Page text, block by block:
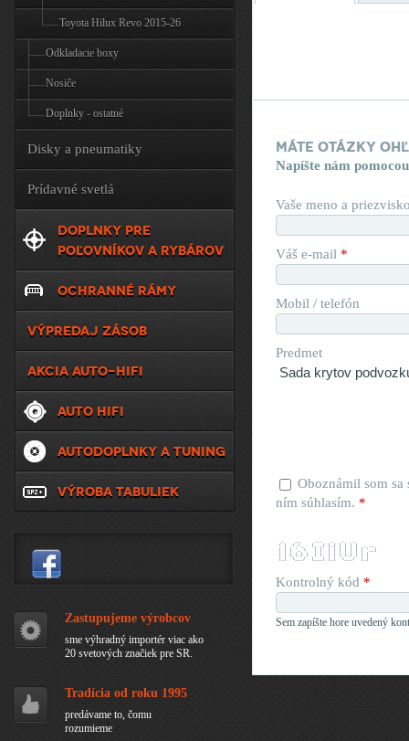
Máte otázky
Napíšte nám
Vaše meno a
Váš e-mail *
Mobil / telefón
Predmet
Oboznámil som sa
ním súhlasím. *
/ |  / /_   |_ _| (_) | | | |  _ __
| | | '_ \   | |  | | | | | | | '__|
| | | (_) |  | |  | | | |_| | | |
|_|  \___/  |___| |_|  \___/  |_|
Kontrolný kód *
Sem zapíšte hore uvedený
Toyota Hilux Revo 2015-26
Odkladacie boxy
Nosiče
Doplnky - ostatné
Disky a pneumatiky
Prídavné svetlá
DOPLNKY PRE
POĽOVNÍKOV A RYBÁROV
OCHRANNÉ RÁMY
VÝPREDAJ ZÁSOB
AKCIA AUTO-HIFI
AUTO HIFI
AUTODOPLNKY A TUNING
VÝROBA TABULIEK
Zastupujeme výrobcov
sme výhradný importér viac ako
20 svetových značiek pre SR.
Tradícia od roku 1995
predávame to, čomu
rozumieme